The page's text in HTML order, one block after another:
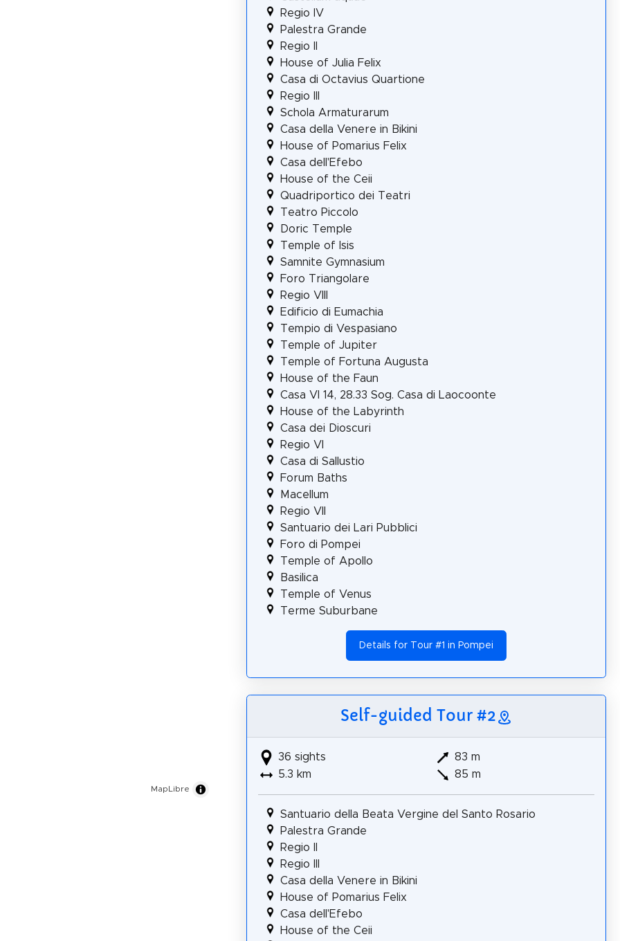
MapLibre
Regio IV
Palestra Grande
Regio II
House of Julia Felix
Casa di Octavius Quartione
Regio III
Schola Armaturarum
Casa della Venere in Bikini
House of Pomarius Felix
Casa dell'Efebo
House of the Ceii
Quadriportico dei Teatri
Teatro Piccolo
Doric Temple
Temple of Isis
Samnite Gymnasium
Foro Triangolare
Regio VIII
Edificio di Eumachia
Tempio di Vespasiano
Temple of Jupiter
Temple of Fortuna Augusta
House of the Faun
Casa VI 14, 28.33 Sog. Casa di Laocoonte
House of the Labyrinth
Casa dei Dioscuri
Regio VI
Casa di Sallustio
Forum Baths
Macellum
Regio VII
Santuario dei Lari Pubblici
Foro di Pompei
Temple of Apollo
Basilica
Temple of Venus
Terme Suburbane
Details for Tour #1 in Pompei
Self-guided Tour #2
36 sights
5.3 km
83 m
85 m
Santuario della Beata Vergine del Santo Rosario
Palestra Grande
Regio II
Regio III
Casa della Venere in Bikini
House of Pomarius Felix
Casa dell'Efebo
House of the Ceii